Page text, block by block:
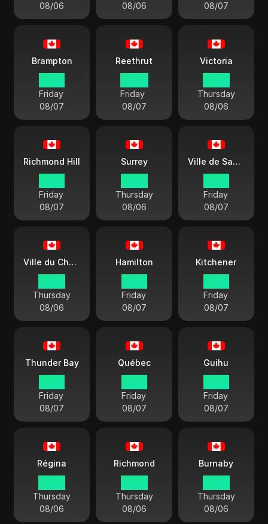
08/06
08/06
08/07
Brampton
Friday
08/07
Reethrut
Friday
08/07
Victoria
Thursday
08/06
Richmond Hill
Friday
08/07
Surrey
Thursday
08/06
Ville de Sanhe
Friday
08/07
Ville du Cheval Blanc
Thursday
08/06
Hamilton
Friday
08/07
Kitchener
Friday
08/07
Thunder Bay
Friday
08/07
Québec
Friday
08/07
Guihu
Friday
08/07
Régina
Thursday
08/06
Richmond
Thursday
08/06
Burnaby
Thursday
08/06